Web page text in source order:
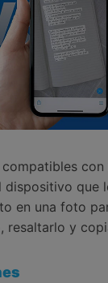
con
dispositivo que
en una foto
resaltarlo y